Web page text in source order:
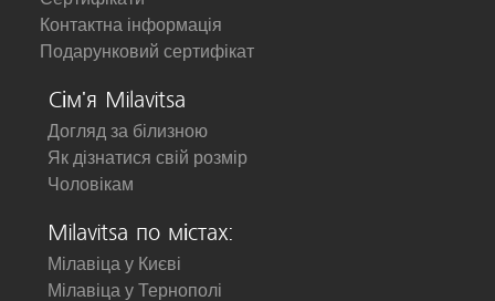
Контактна інформація
Подарунковий сертифікат
Сім'я Milavitsa
Догляд за білизною
Як дізнатися свій розмір
Чоловікам
Milavitsa по містах:
Мілавіца у Києві
Мілавіца у Тернополі